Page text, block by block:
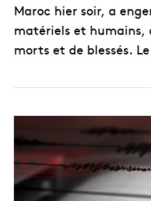
Maroc hier soir, a
matériels et humains,
morts et de blessés.